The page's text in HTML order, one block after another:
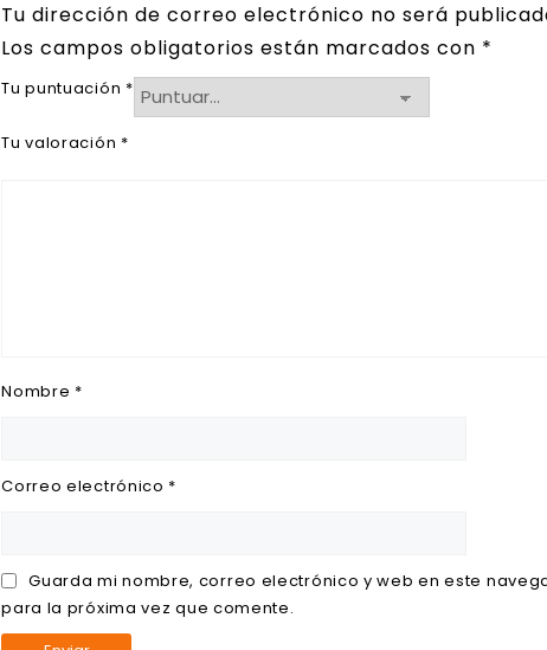
Tu dirección de correo electrónico no será
Los campos obligatorios están marcados con *
Tu puntuación *
Tu valoración *
Nombre *
Correo electrónico *
Guarda mi nombre, correo electrónico y web en este
para la próxima vez que comente.